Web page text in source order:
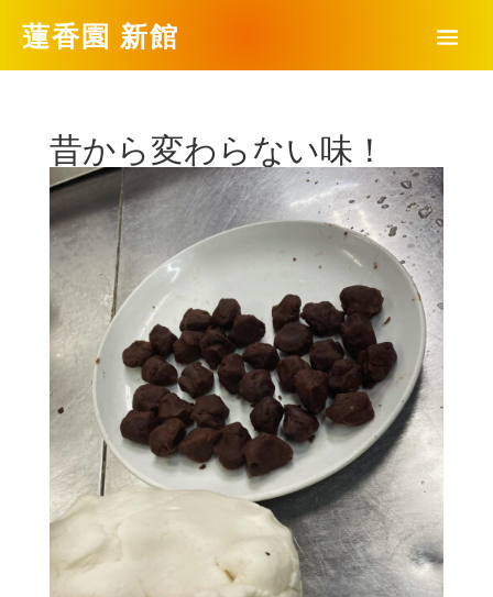
蓮香園 新館
昔から変わらない味！